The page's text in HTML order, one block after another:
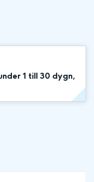
1 till 30 dygn,